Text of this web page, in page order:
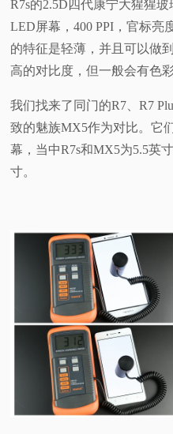
R7s的2.5D四代康宁大猩猩
LED屏幕，400 PPI，官标亮
的特征是轻薄，并且可以做
高的对比度，但一般会有色
我们找来了同门的R7、R7
致的魅族MX5作为对比。它
幕，当中R7s和MX5为5.5英
寸。